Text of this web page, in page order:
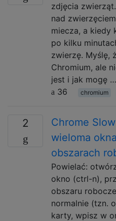
zdjęcia
nad
miecza, a kiedy
po kilku
zwierzę. Myślę,
Chromium, ale
jest i jak mogę …
36
chromium
2
Chrome
wieloma
obszarach
Powielać:
okno (ctrl-n),
obszaru
normalnie (tzn.
karty, wpisz w